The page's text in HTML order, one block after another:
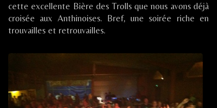
of
Celtik’à
Challonges,
cette excellente Bière des Trolls que nous avons déjà
croisée aux Anthinoises. Bref, une soirée riche en
trouvailles et retrouvailles.